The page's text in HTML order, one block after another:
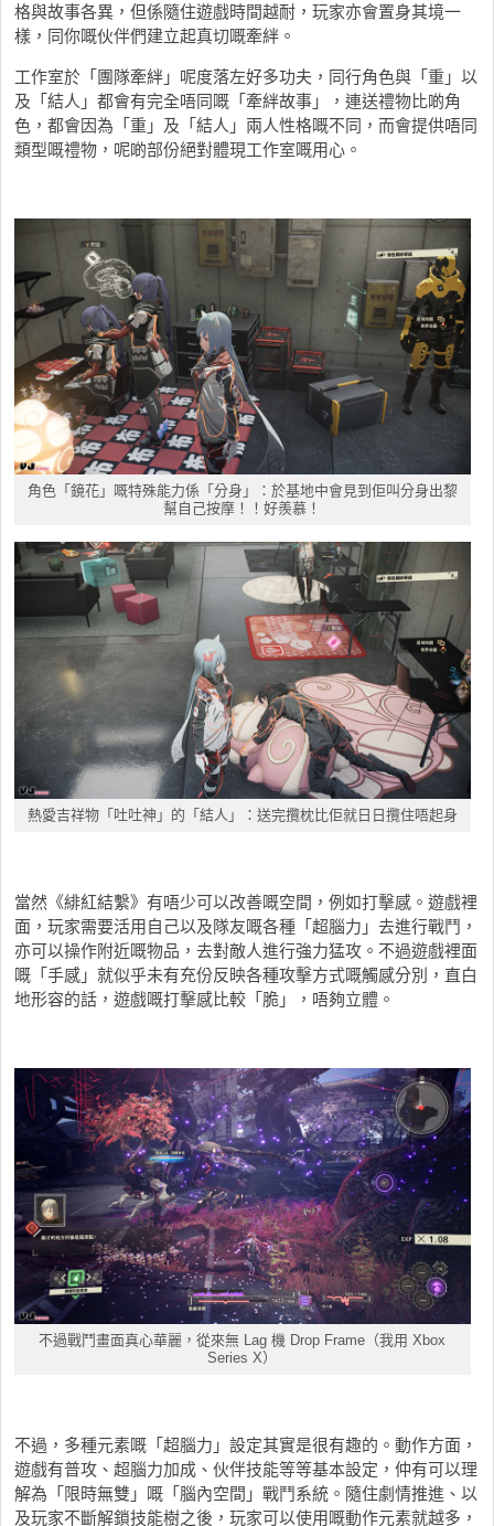
格與故事各異，但係隨住遊戲時間越耐，玩家亦會置身其境一
樣，同你嘅伙伴們建立起真切嘅牽絆。
工作室於「團隊牽絆」呢度落左好多功夫，同行角色與「重」以
及「結人」都會有完全唔同嘅「牽絆故事」，連送禮物比啲角
色，都會因為「重」及「結人」兩人性格嘅不同，而會提供唔同
類型嘅禮物，呢啲部份絕對體現工作室嘅用心。
角色「鏡花」嘅特殊能力係「分身」：於基地中會見到佢叫分身出黎
幫自己按摩！！好羨慕！
熱愛吉祥物「吐吐神」的「結人」：送完攬枕比佢就日日攬住唔起身
當然《緋紅結繫》有唔少可以改善嘅空間，例如打擊感。遊戲裡
面，玩家需要活用自己以及隊友嘅各種「超腦力」去進行戰鬥，
亦可以操作附近嘅物品，去對敵人進行強力猛攻。不過遊戲裡面
嘅「手感」就似乎未有充份反映各種攻擊方式嘅觸感分別，直白
地形容的話，遊戲嘅打擊感比較「脆」，唔夠立體。
不過戰鬥畫面真心華麗，從來無 Lag 機 Drop Frame（我用 Xbox
Series X）
不過，多種元素嘅「超腦力」設定其實是很有趣的。動作方面，
遊戲有普攻、超腦力加成、伙伴技能等等基本設定，仲有可以理
解為「限時無雙」嘅「腦內空間」戰鬥系統。隨住劇情推進、以
及玩家不斷解鎖技能樹之後，玩家可以使用嘅動作元素就越多，